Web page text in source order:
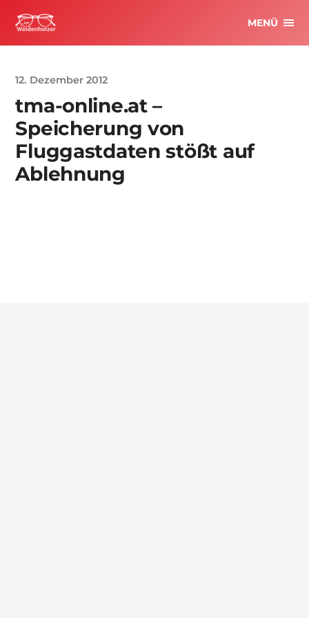
MENÜ
12. Dezember 2012
tma-online.at –
Speicherung von
Fluggastdaten stößt auf
Ablehnung